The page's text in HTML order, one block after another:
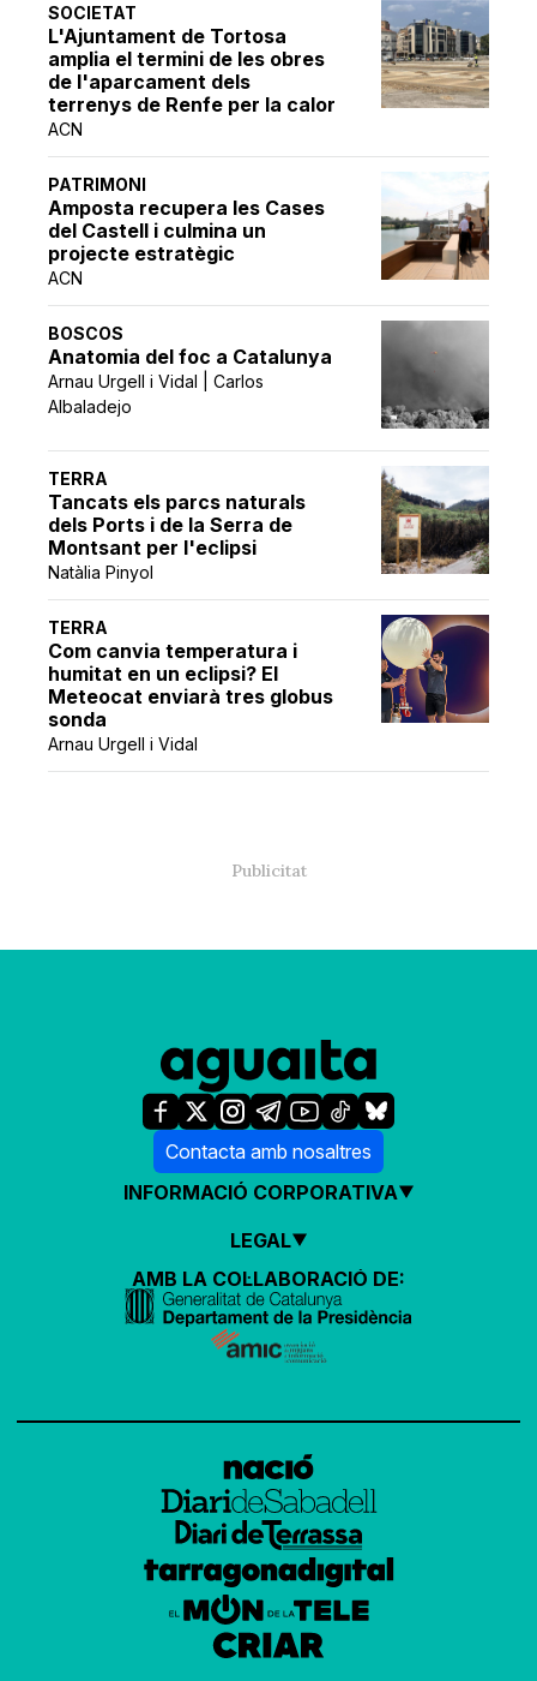
SOCIETAT
L'Ajuntament de Tortosa
amplia el termini de les obres
de l'aparcament dels
terrenys de Renfe per la calor
ACN
PATRIMONI
Amposta recupera les Cases
del Castell i culmina un
projecte estratègic
ACN
BOSCOS
Anatomia del foc a Catalunya
Arnau Urgell i Vidal | Carlos
Albaladejo
TERRA
Tancats els parcs naturals
dels Ports i de la Serra de
Montsant per l'eclipsi
Natàlia Pinyol
TERRA
Com canvia temperatura i
humitat en un eclipsi? El
Meteocat enviarà tres globus
sonda
Arnau Urgell i Vidal
Contacta amb nosaltres
INFORMACIÓ CORPORATIVA
LEGAL
AMB LA COL·LABORACIÓ DE: